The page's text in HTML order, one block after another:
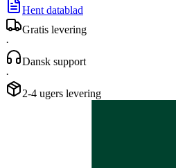
Hent datablad
Gratis levering
·
Dansk support
·
2-4 ugers levering